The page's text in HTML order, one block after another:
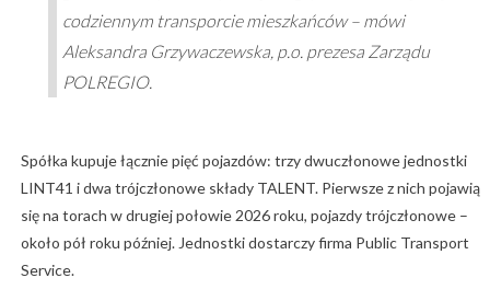
codziennym transporcie mieszkańców– mówi
Aleksandra Grzywaczewska, p.o. prezesa Zarządu
POLREGIO.
Spółka kupuje łącznie pięć pojazdów: trzy dwuczłonowe jednostki
LINT41 i dwa trójczłonowe składy TALENT. Pierwsze z nich pojawią
się na torach w drugiej połowie 2026 roku, pojazdy trójczłonowe –
około pół roku później. Jednostki dostarczy firma Public Transport
Service.